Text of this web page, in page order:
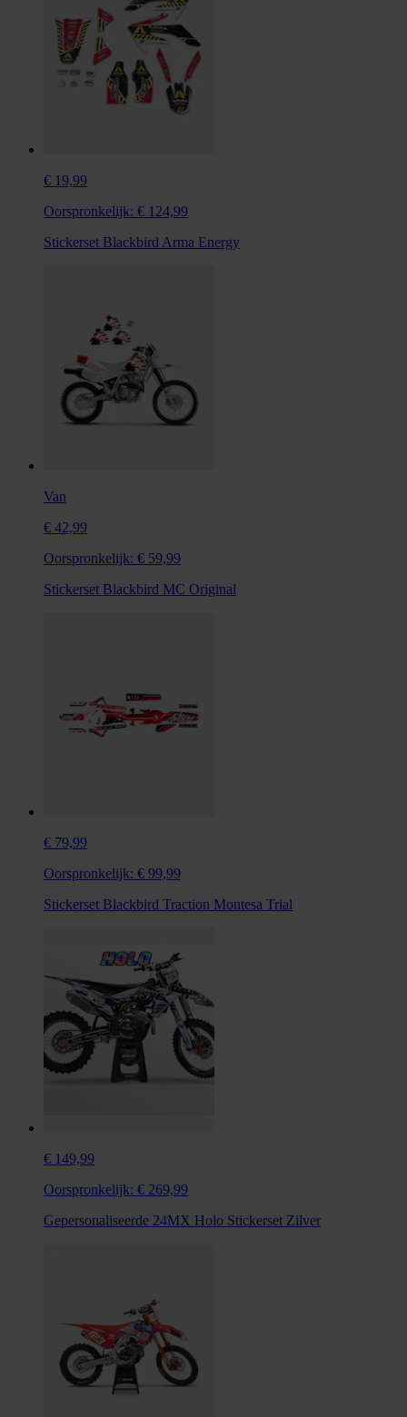
€ 19,99
Oorspronkelijk: € 124,99
Stickerset Blackbird Arma Energy
Van
€ 42,99
Oorspronkelijk: € 59,99
Stickerset Blackbird MC Original
€ 79,99
Oorspronkelijk: € 99,99
Stickerset Blackbird Traction Montesa Trial
€ 149,99
Oorspronkelijk: € 269,99
Gepersonaliseerde 24MX Holo Stickerset Zilver